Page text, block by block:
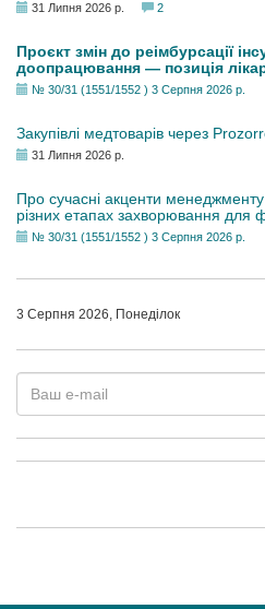
31 Липня 2026 р. 2
Проєкт змін до реімбурсації
доопрацювання — позиція
№ 30/31 (1551/1552 ) 3 Серпня 2026 р.
Закупівлі медтоварів через
31 Липня 2026 р.
Про сучасні акценти
різних етапах захворювання для
№ 30/31 (1551/1552 ) 3 Серпня 2026 р.
3 Серпня 2026, Понеділок